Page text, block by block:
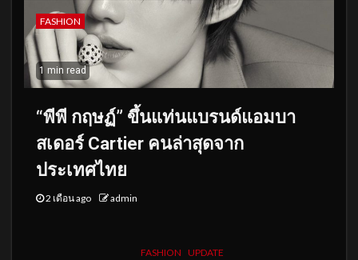
FASHION
1 min read
“พีพี กฤษฏ์” ขึ้นแท่นแบรนด์แอมบา
สเดอร์ Cartier คนล่าสุดจาก
ประเทศไทย
2 เดือน ago admin
FASHION UPDATE